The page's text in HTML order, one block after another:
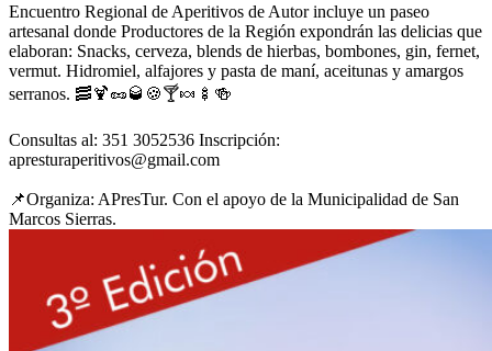
Encuentro Regional de Aperitivos de Autor incluye un paseo
artesanal donde Productores de la Región expondrán las delicias que
elaboran: Snacks, cerveza, blends de hierbas, bombones, gin, fernet,
vermut. Hidromiel, alfajores y pasta de maní, aceitunas y amargos
serranos. 🥓🍹🥜🥃🍪🍸🍬🍢🍻
Consultas al: 351 3052536 Inscripción:
apresturaperitivos@gmail.com
📌Organiza: APresTur. Con el apoyo de la Municipalidad de San
Marcos Sierras.